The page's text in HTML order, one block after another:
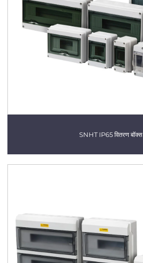
SNHT IP65 वितरण बॉक्स